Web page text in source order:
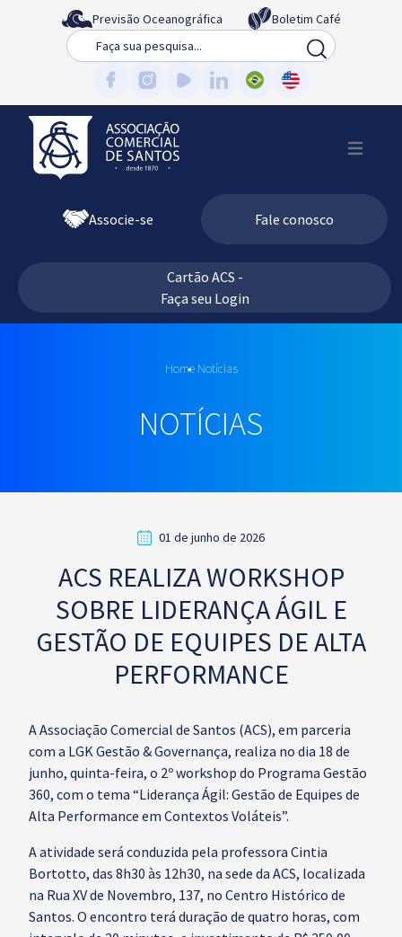
Previsão Oceanográfica
Boletim Café
Busca
Associe-se Fale conosco
Cartão ACS -
Faça seu Login
Home Notícias
NOTÍCIAS
01 de junho de 2026
ACS REALIZA WORKSHOP
SOBRE LIDERANÇA ÁGIL E
GESTÃO DE EQUIPES DE ALTA
PERFORMANCE
A Associação Comercial de Santos (ACS), em parceria
com a LGK Gestão & Governança, realiza no dia 18 de
junho, quinta-feira, o 2º workshop do Programa Gestão
360, com o tema “Liderança Ágil: Gestão de Equipes de
Alta Performance em Contextos Voláteis”.
A atividade será conduzida pela professora Cintia
Bortotto, das 8h30 às 12h30, na sede da ACS, localizada
na Rua XV de Novembro, 137, no Centro Histórico de
Santos. O encontro terá duração de quatro horas, com